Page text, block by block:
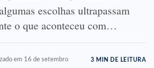
escolhas ultrapassam
o que aconteceu com…
em 16 de setembro 3 MIN DE LEITURA